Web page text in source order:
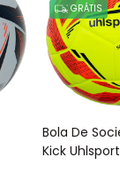
GRÁTIS
Bola De
Kick